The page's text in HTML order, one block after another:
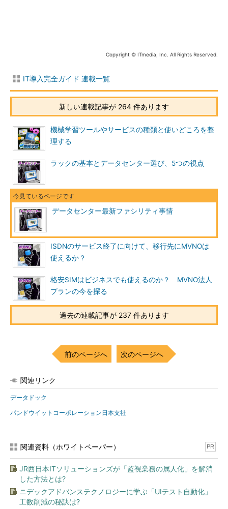
Copyright © ITmedia, Inc. All Rights Reserved.
IT導入完全ガイド 連載一覧
新しい連載記事が 264 件あります
機械学習ツールやサービスの種類と使いどころを整
理する
ラックの基本とデータセンター選び、5つの視点
データセンター最新ファシリティ事情
ISDNのサービス終了に向けて、移行先にMVNOは
使えるか？
格安SIMはビジネスでも使えるのか？ MVNO法人
プランの今を探る
過去の連載記事が 237 件あります
前のページへ 次のページへ
関連リンク
データドック
パンドウイットコーポレーション日本支社
関連資料（ホワイトペーパー） PR
JR西日本ITソリューションズが「監視業務の属人化」を解消
した方法とは?
ニデックアドバンステクノロジーに学ぶ「UIテスト自動化」
工数削減の秘訣は?